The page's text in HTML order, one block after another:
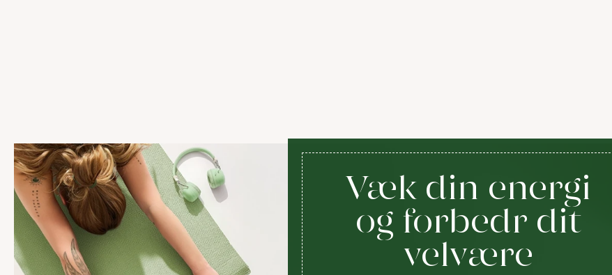
Væk din energi
og forbedr dit
velvære